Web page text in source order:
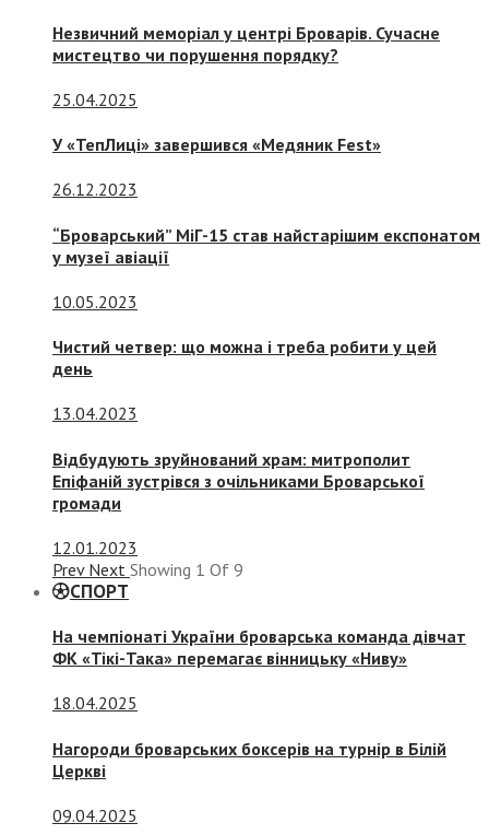
Незвичний меморіал у центрі Броварів. Сучасне
мистецтво чи порушення порядку?
25.04.2025
У «ТепЛиці» завершився «Медяник Fest»
26.12.2023
“Броварський” МіГ-15 став найстарішим експонатом
у музеї авіації
10.05.2023
Чистий четвер: що можна і треба робити у цей
день
13.04.2023
Відбудують зруйнований храм: митрополит
Епіфаній зустрівся з очільниками Броварської
громади
12.01.2023
Prev Next Showing 1 Of 9
СПОРТ
На чемпіонаті України броварська команда дівчат
ФК «Тікі-Така» перемагає вінницьку «Ниву»
18.04.2025
Нагороди броварських боксерів на турнір в Білій
Церкві
09.04.2025